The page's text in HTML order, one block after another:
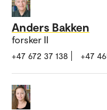
Anders Bakken
forsker II
+47 672 37 138 +47